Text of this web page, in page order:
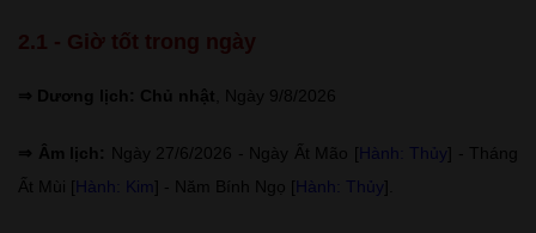
2.1 - Giờ tốt trong ngày
⇒ Dương lịch: Chủ nhật , Ngày 9/8/2026
⇒ Âm lịch: Ngày 27/6/2026 - Ngày Ất Mão [ Hành: Thủy
] - Tháng
Ất Mùi [ Hành: Kim ] - Năm Bính Ngọ [ Hành: Thủy